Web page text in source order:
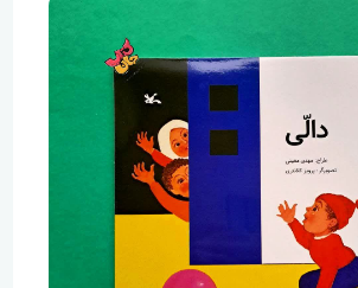
است که به دنبال کتابی
برای خردسالان هستند.